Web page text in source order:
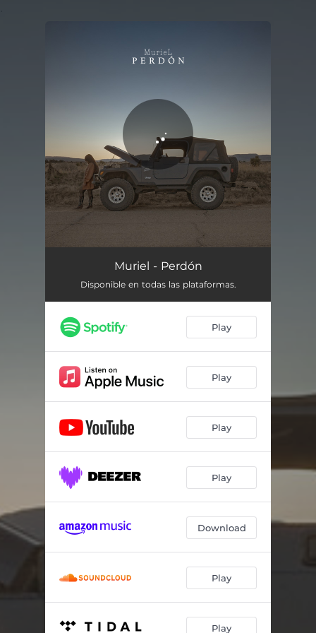
You're all set!
Muriel - Perdón
Disponible en todas las plataformas.
Play
Play
Play
Play
Download
Play
Play